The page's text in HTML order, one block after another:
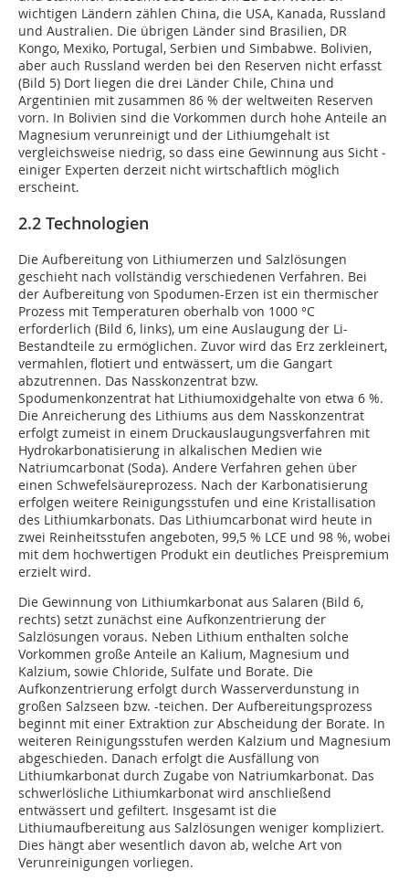
wichtigen Ländern zählen China, die USA, Kanada, Russland
und Australien. Die übrigen Länder sind Brasilien, DR
Kongo, Mexiko, Portugal, Serbien und Simbabwe. Bolivien,
aber auch Russland werden bei den Reserven nicht erfasst
(Bild 5) Dort liegen die drei Länder Chile, China und
Argentinien mit zusammen 86 % der weltweiten Reserven
vorn. In Bolivien sind die Vorkommen durch hohe Anteile an
Magnesium verunreinigt und der Lithiumgehalt ist
vergleichsweise niedrig, so dass eine Gewinnung aus Sicht ­
einiger Experten derzeit nicht wirtschaftlich möglich
erscheint.
2.2 Technologien
Die Aufbereitung von Lithiumerzen und Salzlösungen
geschieht nach vollständig verschiedenen Verfahren. Bei
der Aufbereitung von Spodumen-Erzen ist ein thermischer
Prozess mit Temperaturen oberhalb von 1000 °C
erforderlich (Bild 6, links), um eine Auslaugung der Li-
Bestandteile zu ermöglichen. Zuvor wird das Erz zerkleinert,
vermahlen, flotiert und entwässert, um die Gangart
abzutrennen. Das Nasskonzentrat bzw.
Spodumenkonzentrat hat Lithiumoxidgehalte von etwa 6 %.
Die Anreicherung des Lithiums aus dem Nasskonzentrat
erfolgt zumeist in einem Druckauslaugungsverfahren mit
Hydrokarbonatisierung in alkalischen Medien wie
Natriumcarbonat (Soda). Andere Verfahren gehen über
einen Schwefelsäureprozess. Nach der Karbonatisierung
erfolgen weitere Reinigungsstufen und eine Kristallisation
des Lithiumkarbonats. Das Lithiumcarbonat wird heute in
zwei Reinheitsstufen angeboten, 99,5 % LCE und 98 %, wobei
mit dem hochwertigen Produkt ein deutliches Preispremium
erzielt wird.
Die Gewinnung von Lithiumkarbonat aus Salaren (Bild 6,
rechts) setzt zunächst eine Aufkonzentrierung der
Salzlösungen voraus. Neben Lithium enthalten solche
Vorkommen große Anteile an Kalium, Magnesium und
Kalzium, sowie Chloride, Sulfate und Borate. Die
Aufkonzentrierung erfolgt durch Wasserverdunstung in
großen Salzseen bzw. -teichen. Der Aufbereitungsprozess
beginnt mit einer Extraktion zur Abscheidung der Borate. In
weiteren Reinigungsstufen werden Kalzium und Magnesium
abgeschieden. Danach erfolgt die Ausfällung von
Lithiumkarbonat durch Zugabe von Natriumkarbonat. Das
schwerlösliche Lithiumkarbonat wird anschließend
entwässert und gefiltert. Insgesamt ist die
Lithiumaufbereitung aus Salzlösungen weniger kompliziert.
Dies hängt aber wesentlich davon ab, welche Art von
Verunreinigungen vorliegen.